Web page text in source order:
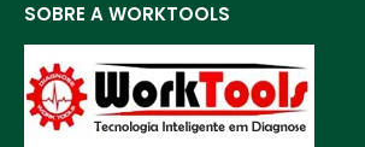
SOBRE A WORKTOOLS